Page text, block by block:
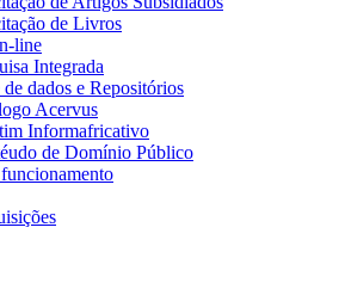
de Livros
line
Integrada
de dados e Repositórios
Acervus
Informafricativo
de Domínio Público